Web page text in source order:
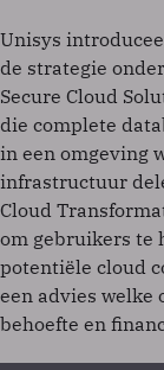
Unisys
de strategie
Secure Cloud
die complete
in een omgeving
infrastructuur
Cloud
om gebruikers te
potentiële cloud
een advies welke
behoefte en